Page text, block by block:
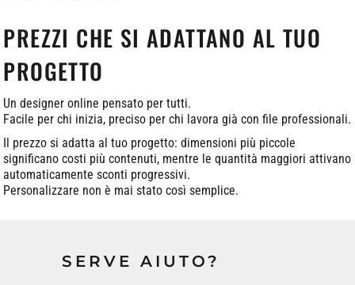
PREZZI CHE SI ADATTANO AL TUO
PROGETTO
Un designer online pensato per tutti.
Facile per chi inizia, preciso per chi lavora già con file professionali.
Il prezzo si adatta al tuo progetto: dimensioni più piccole
significano costi più contenuti, mentre le quantità maggiori attivano
automaticamente sconti progressivi.
Personalizzare non è mai stato così semplice.
SERVE AIUTO?